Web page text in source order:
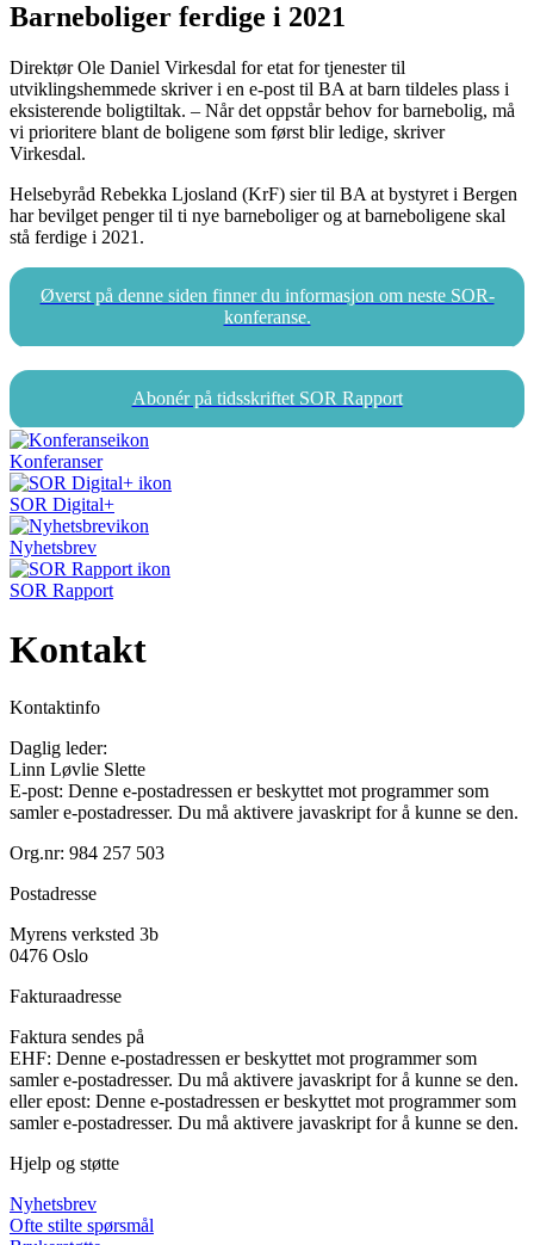
Barneboliger ferdige i 2021
Direktør Ole Daniel Virkesdal for etat for tjenester til
utviklingshemmede skriver i en e-post til BA at barn tildeles plass i
eksisterende boligtiltak. – Når det oppstår behov for barnebolig, må
vi prioritere blant de boligene som først blir ledige, skriver
Virkesdal.
Helsebyråd Rebekka Ljosland (KrF) sier til BA at bystyret i Bergen
har bevilget penger til ti nye barneboliger og at barneboligene skal
stå ferdige i 2021.
Øverst på denne siden finner du informasjon om neste SOR-
konferanse.
Abonér på tidsskriftet SOR Rapport
Konferanser
SOR Digital+
Nyhetsbrev
SOR Rapport
Kontakt
Kontaktinfo
Daglig leder:
Linn Løvlie Slette
E-post: Denne e-postadressen er beskyttet mot programmer som
samler e-postadresser. Du må aktivere javaskript for å kunne se den.
Org.nr: 984 257 503
Postadresse
Myrens verksted 3b
0476 Oslo
Fakturaadresse
Faktura sendes på
EHF: Denne e-postadressen er beskyttet mot programmer som
samler e-postadresser. Du må aktivere javaskript for å kunne se den.
eller epost: Denne e-postadressen er beskyttet mot programmer som
samler e-postadresser. Du må aktivere javaskript for å kunne se den.
Hjelp og støtte
Nyhetsbrev
Ofte stilte spørsmål